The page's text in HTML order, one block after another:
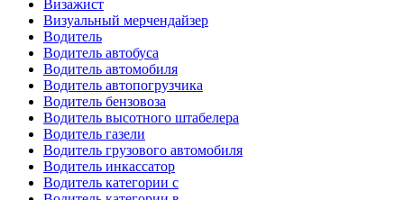
Визажист
Визуальный мерчендайзер
Водитель
Водитель автобуса
Водитель автомобиля
Водитель автопогрузчика
Водитель бензовоза
Водитель высотного штабелера
Водитель газели
Водитель грузового автомобиля
Водитель инкассатор
Водитель категории c